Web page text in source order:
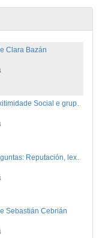
Clara Bazán
Reputación, lexitimidade Social e grupos de Interese
Sebastián Cebrián